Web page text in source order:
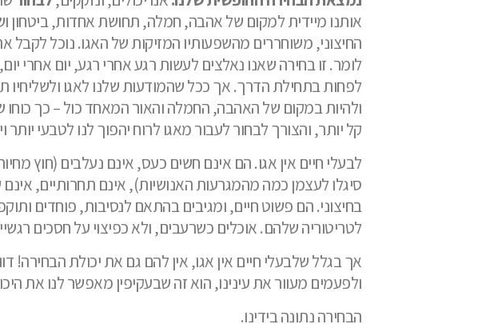
אותנו מיידית למקום של אהבה, חמלה, תחושת אחדות, ביטחון
החיצוני, משוחררים מהשפעותיו המזיקות של האגו. נוכל לקבל
לומר. זו בחירה שאנו נאלצים לעשות רגע אחרי רגע, יום אחרי
לפחות בתחילת הדרך. אך ככל שהמודעות שלנו לאגו ולשליחיו
ולהיות במקום של האהבה, החמלה והאור המאחד כול – כך כוחו
קל יותר, והצורך לבחור לעבור מאגו לרוח יהפוך לנו לטבעי יותר
לבעלי חיים אין אגו. הם אינם חשים כעס, אינם נעלבים (חוץ
סיגלו לעצמן כמה מהמגרעות האנושיות), אינם תחרותיים,
בחיצוני. הם פשוט חיים, ומגיבים בהתאם לנסיבות, פוחדים
לטריטוריה שלהם. אוכלים כשרעבים, ולא כפיצוי על חסכים
אך בגלל שלבעלי חיים אין אגו, אין להם גם את יכולת הבחירה!
ולפעמים מעוור את עינינו, הוא זה שבעקיפין מאפשר לנו את
הבחירה נתונה בידינו.